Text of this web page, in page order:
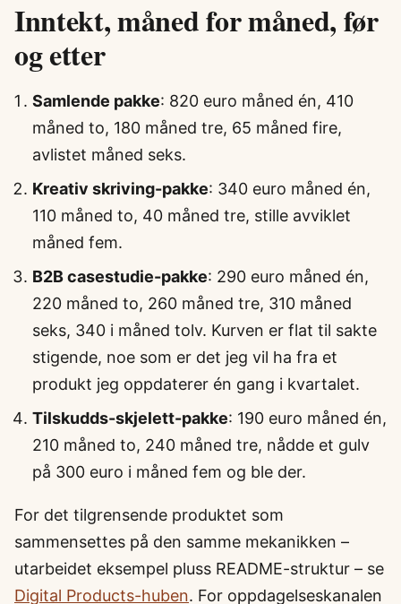
Inntekt, måned for måned, før
og etter
Samlende pakke: 820 euro måned én, 410
måned to, 180 måned tre, 65 måned fire,
avlistet måned seks.
Kreativ skriving-pakke: 340 euro måned én,
110 måned to, 40 måned tre, stille avviklet
måned fem.
B2B casestudie-pakke: 290 euro måned én,
220 måned to, 260 måned tre, 310 måned
seks, 340 i måned tolv. Kurven er flat til sakte
stigende, noe som er det jeg vil ha fra et
produkt jeg oppdaterer én gang i kvartalet.
Tilskudds-skjelett-pakke: 190 euro måned én,
210 måned to, 240 måned tre, nådde et gulv
på 300 euro i måned fem og ble der.
For det tilgrensende produktet som
sammensettes på den samme mekanikken –
utarbeidet eksempel pluss README-struktur – se
Digital Products-huben. For oppdagelseskanalen